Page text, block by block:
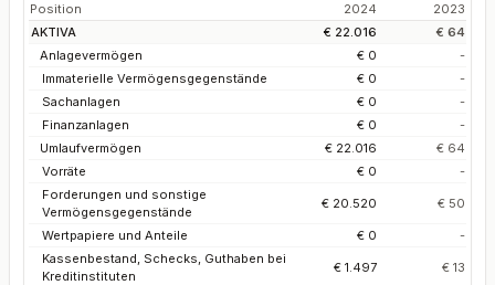
Position 2024
2023
AKTIVA
€ 22.016
€ 64
Anlagevermögen
€ 0
-
Immaterielle Vermögensgegenstände
€ 0
-
Sachanlagen
€ 0
-
Finanzanlagen
€ 0
-
Umlaufvermögen
€ 22.016
€ 64
Vorräte
€ 0
-
Forderungen und sonstige
Vermögensgegenstände
€ 20.520 € 50
Wertpapiere und Anteile € 0
-
Kassenbestand, Schecks, Guthaben bei
Kreditinstituten
€ 1.497 € 13